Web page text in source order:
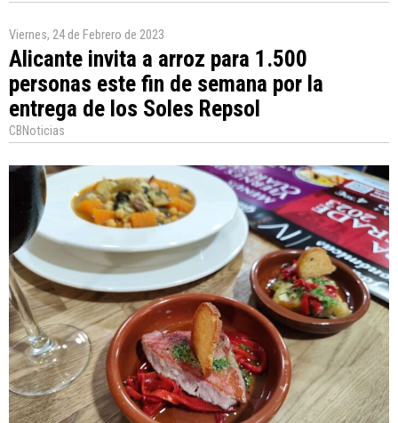
Viernes, 24 de Febrero de 2023
Alicante invita a arroz para 1.500
personas este fin de semana por la
entrega de los Soles Repsol
CBNoticias